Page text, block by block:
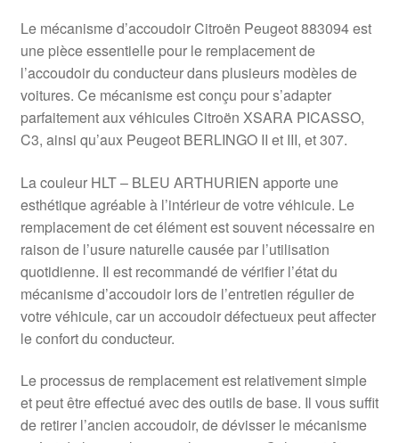
Le mécanisme d’accoudoir Citroën Peugeot 883094 est
une pièce essentielle pour le remplacement de
l’accoudoir du conducteur dans plusieurs modèles de
voitures. Ce mécanisme est conçu pour s’adapter
parfaitement aux véhicules Citroën XSARA PICASSO,
C3, ainsi qu’aux Peugeot BERLINGO II et III, et 307.
La couleur HLT – BLEU ARTHURIEN apporte une
esthétique agréable à l’intérieur de votre véhicule. Le
remplacement de cet élément est souvent nécessaire en
raison de l’usure naturelle causée par l’utilisation
quotidienne. Il est recommandé de vérifier l’état du
mécanisme d’accoudoir lors de l’entretien régulier de
votre véhicule, car un accoudoir défectueux peut affecter
le confort du conducteur.
Le processus de remplacement est relativement simple
et peut être effectué avec des outils de base. Il vous suffit
de retirer l’ancien accoudoir, de dévisser le mécanisme